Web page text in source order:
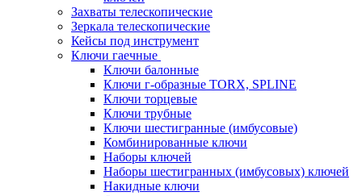
Захваты телескопические
Зеркала телескопические
Кейсы под инструмент
Ключи гаечные
Ключи балонные
Ключи г-образные TORX, SPLINE
Ключи торцевые
Ключи трубные
Ключи шестигранные (имбусовые)
Комбинированные ключи
Наборы ключей
Наборы шестигранных (имбусовых) ключей
Накидные ключи